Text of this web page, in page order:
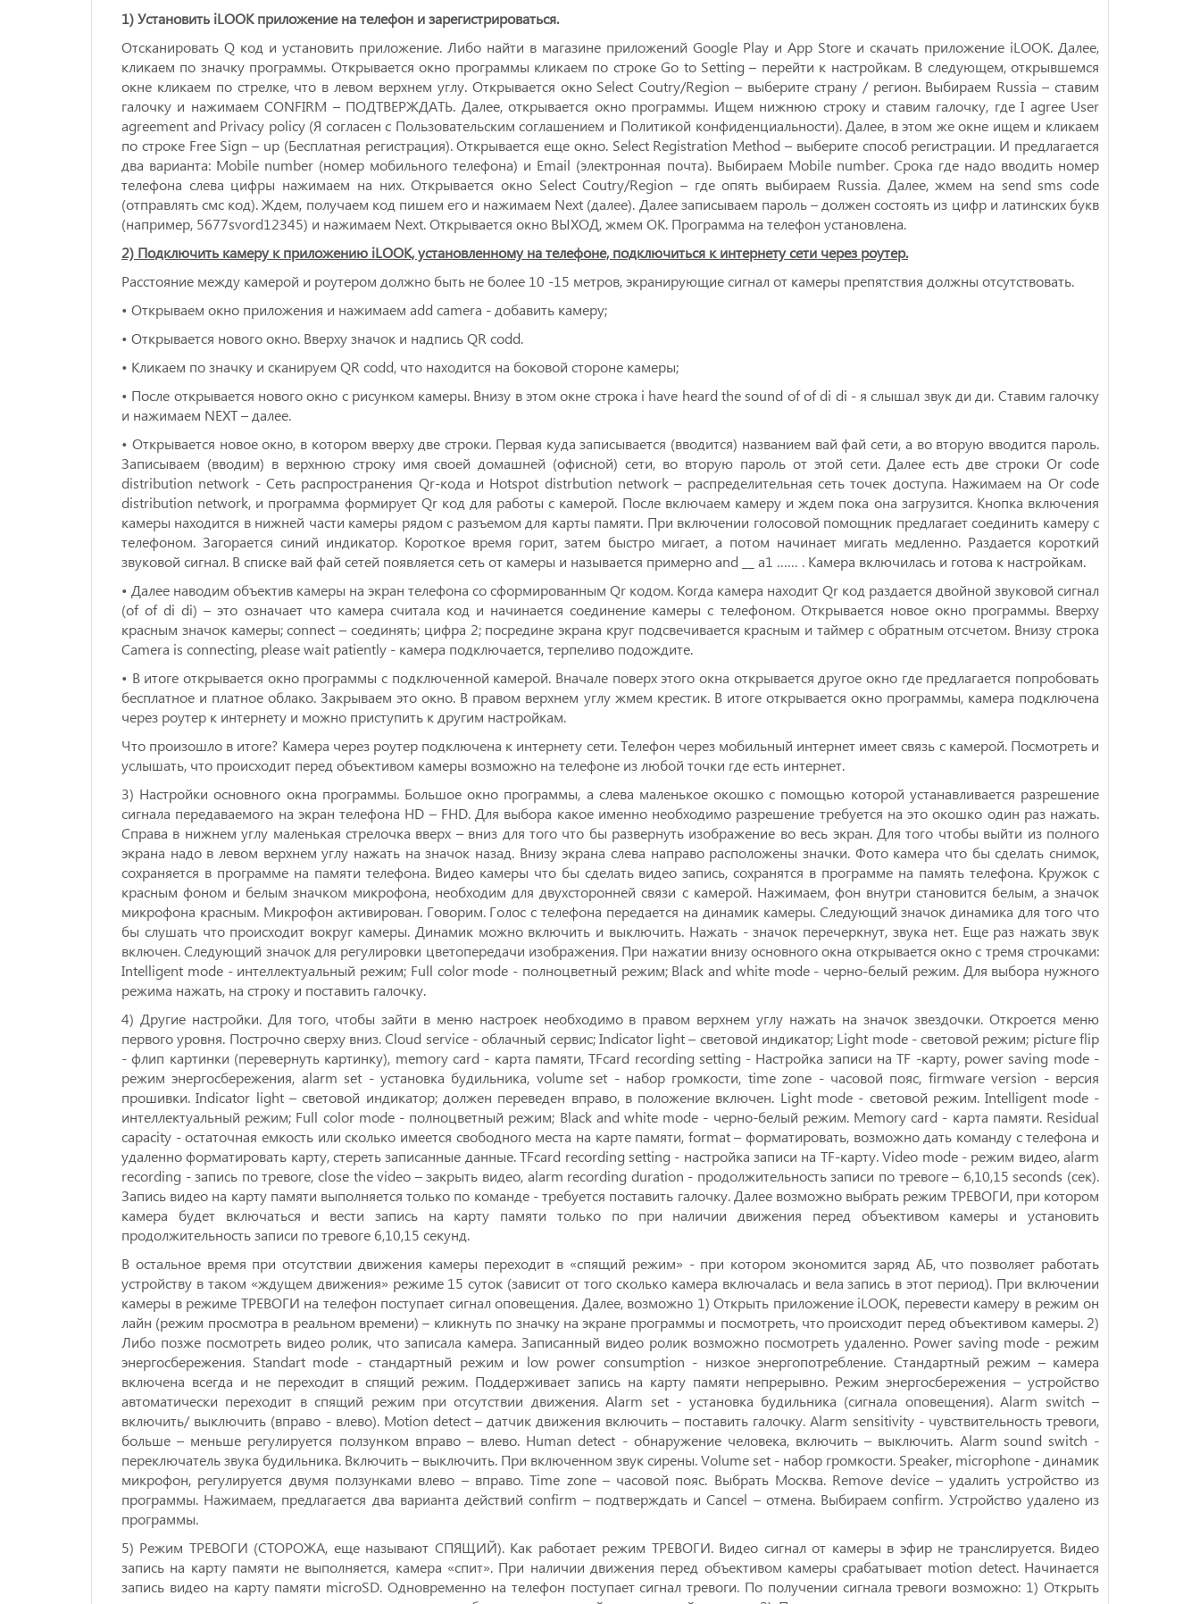
1) Установить iLOOK приложение на телефон и зарегистрироваться.
Отсканировать Q код и установить приложение. Либо найти в магазине приложений Google Play и App Store и скачать приложение iLOOK. Далее,
кликаем по значку программы. Открывается окно программы кликаем по строке Go to Setting – перейти к настройкам. В следующем, открывшемся
окне кликаем по стрелке, что в левом верхнем углу. Открывается окно Select Coutry/Region – выберите страну / регион. Выбираем Russia – ставим
галочку и нажимаем CONFIRM – ПОДТВЕРЖДАТЬ. Далее, открывается окно программы. Ищем нижнюю строку и ставим галочку, где I agree User
agreement and Privacy policy (Я согласен с Пользовательским соглашением и Политикой конфиденциальности). Далее, в этом же окне ищем и кликаем
по строке Free Sign – up (Бесплатная регистрация). Открывается еще окно. Select Registration Method – выберите способ регистрации. И предлагается
два варианта: Mobile number (номер мобильного телефона) и Email (электронная почта). Выбираем Mobile number. Срока где надо вводить номер
телефона слева цифры нажимаем на них. Открывается окно Select Coutry/Region – где опять выбираем Russia. Далее, жмем на send sms code
(отправлять смс код). Ждем, получаем код пишем его и нажимаем Next (далее). Далее записываем пароль – должен состоять из цифр и латинских букв
(например, 5677svord12345) и нажимаем Next. Открывается окно ВЫХОД, жмем ОК. Программа на телефон установлена.
2) Подключить камеру к приложению iLOOK, установленному на телефоне, подключиться к интернету сети через роутер.
Расстояние между камерой и роутером должно быть не более 10 -15 метров, экранирующие сигнал от камеры препятствия должны отсутствовать.
• Открываем окно приложения и нажимаем add camera - добавить камеру;
• Открывается нового окно. Вверху значок и надпись QR codd.
• Кликаем по значку и сканируем QR codd, что находится на боковой стороне камеры;
• После открывается нового окно с рисунком камеры. Внизу в этом окне строка i have heard the sound of of di di - я слышал звук ди ди. Ставим галочку
и нажимаем NEXT – далее.
• Открывается новое окно, в котором вверху две строки. Первая куда записывается (вводится) названием вай фай сети, а во вторую вводится пароль.
Записываем (вводим) в верхнюю строку имя своей домашней (офисной) сети, во вторую пароль от этой сети. Далее есть две строки Or code
distribution network - Сеть распространения Qr-кода и Hotspot distrbution network – распределительная сеть точек доступа. Нажимаем на Or code
distribution network, и программа формирует Qr код для работы с камерой. После включаем камеру и ждем пока она загрузится. Кнопка включения
камеры находится в нижней части камеры рядом с разъемом для карты памяти. При включении голосовой помощник предлагает соединить камеру с
телефоном. Загорается синий индикатор. Короткое время горит, затем быстро мигает, а потом начинает мигать медленно. Раздается короткий
звуковой сигнал. В списке вай фай сетей появляется сеть от камеры и называется примерно and __ a1 …… . Камера включилась и готова к настройкам.
• Далее наводим объектив камеры на экран телефона со сформированным Qr кодом. Когда камера находит Qr код раздается двойной звуковой сигнал
(of of di di) – это означает что камера считала код и начинается соединение камеры с телефоном. Открывается новое окно программы. Вверху
красным значок камеры; соnnect – соединять; цифра 2; посредине экрана круг подсвечивается красным и таймер с обратным отсчетом. Внизу строка
Camera is connecting, please wait patiently - камера подключается, терпеливо подождите.
• В итоге открывается окно программы с подключенной камерой. Вначале поверх этого окна открывается другое окно где предлагается попробовать
бесплатное и платное облако. Закрываем это окно. В правом верхнем углу жмем крестик. В итоге открывается окно программы, камера подключена
через роутер к интернету и можно приступить к другим настройкам.
Что произошло в итоге? Камера через роутер подключена к интернету сети. Телефон через мобильный интернет имеет связь с камерой. Посмотреть и
услышать, что происходит перед объективом камеры возможно на телефоне из любой точки где есть интернет.
3) Настройки основного окна программы. Большое окно программы, а слева маленькое окошко с помощью которой устанавливается разрешение
сигнала передаваемого на экран телефона HD – FHD. Для выбора какое именно необходимо разрешение требуется на это окошко один раз нажать.
Справа в нижнем углу маленькая стрелочка вверх – вниз для того что бы развернуть изображение во весь экран. Для того чтобы выйти из полного
экрана надо в левом верхнем углу нажать на значок назад. Внизу экрана слева направо расположены значки. Фото камера что бы сделать снимок,
сохраняется в программе на памяти телефона. Видео камеры что бы сделать видео запись, сохранятся в программе на память телефона. Кружок с
красным фоном и белым значком микрофона, необходим для двухсторонней связи с камерой. Нажимаем, фон внутри становится белым, а значок
микрофона красным. Микрофон активирован. Говорим. Голос с телефона передается на динамик камеры. Следующий значок динамика для того что
бы слушать что происходит вокруг камеры. Динамик можно включить и выключить. Нажать - значок перечеркнут, звука нет. Еще раз нажать звук
включен. Следующий значок для регулировки цветопередачи изображения. При нажатии внизу основного окна открывается окно с тремя строчками:
Intelligent mode - интеллектуальный режим; Full color mode - полноцветный режим; Black and white mode - черно-белый режим. Для выбора нужного
режима нажать, на строку и поставить галочку.
4) Другие настройки. Для того, чтобы зайти в меню настроек необходимо в правом верхнем углу нажать на значок звездочки. Откроется меню
первого уровня. Построчно сверху вниз. Cloud service - облачный сервис; Indicator light – световой индикатор; Light mode - световой режим; picture flip
- флип картинки (перевернуть картинку), memory card - карта памяти, TFcard recording setting - Настройка записи на TF -карту, power saving mode -
режим энергосбережения, alarm set - установка будильника, volume set - набор громкости, time zone - часовой пояс, firmware version - версия
прошивки. Indicator light – световой индикатор; должен переведен вправо, в положение включен. Light mode - световой режим. Intelligent mode -
интеллектуальный режим; Full color mode - полноцветный режим; Black and white mode - черно-белый режим. Memory card - карта памяти. Residual
capacity - остаточная емкость или сколько имеется свободного места на карте памяти, format – форматировать, возможно дать команду с телефона и
удаленно форматировать карту, стереть записанные данные. TFcard recording setting - настройка записи на TF-карту. Video mode - режим видео, alarm
recording - запись по тревоге, close the video – закрыть видео, alarm recording duration - продолжительность записи по тревоге – 6,10,15 seconds (сек).
Запись видео на карту памяти выполняется только по команде - требуется поставить галочку. Далее возможно выбрать режим ТРЕВОГИ, при котором
камера будет включаться и вести запись на карту памяти только по при наличии движения перед объективом камеры и установить
продолжительность записи по тревоге 6,10,15 секунд.
В остальное время при отсутствии движения камеры переходит в «спящий режим» - при котором экономится заряд АБ, что позволяет работать
устройству в таком «ждущем движения» режиме 15 суток (зависит от того сколько камера включалась и вела запись в этот период). При включении
камеры в режиме ТРЕВОГИ на телефон поступает сигнал оповещения. Далее, возможно 1) Открыть приложение iLOOK, перевести камеру в режим он
лайн (режим просмотра в реальном времени) – кликнуть по значку на экране программы и посмотреть, что происходит перед объективом камеры. 2)
Либо позже посмотреть видео ролик, что записала камера. Записанный видео ролик возможно посмотреть удаленно. Power saving mode - режим
энергосбережения. Standart mode - стандартный режим и low power consumption - низкое энергопотребление. Стандартный режим – камера
включена всегда и не переходит в спящий режим. Поддерживает запись на карту памяти непрерывно. Режим энергосбережения – устройство
автоматически переходит в спящий режим при отсутствии движения. Alarm set - установка будильника (сигнала оповещения). Alarm switch –
включить/ выключить (вправо - влево). Motion detect – датчик движения включить – поставить галочку. Alarm sensitivity - чувствительность тревоги,
больше – меньше регулируется ползунком вправо – влево. Human detect - обнаружение человека, включить – выключить. Аlarm sound switch -
переключатель звука будильника. Включить – выключить. При включенном звук сирены. Volume set - набор громкости. Speaker, microphone - динамик
микрофон, регулируется двумя ползунками влево – вправо. Time zone – часовой пояс. Выбрать Москва. Remove device – удалить устройство из
программы. Нажимаем, предлагается два варианта действий сonfirm – подтверждать и Cancel – отмена. Выбираем сonfirm. Устройство удалено из
программы.
5) Режим ТРЕВОГИ (СТОРОЖА, еще называют СПЯЩИЙ). Как работает режим ТРЕВОГИ. Видео сигнал от камеры в эфир не транслируется. Видео
запись на карту памяти не выполняется, камера «спит». При наличии движения перед объективом камеры срабатывает motion detect. Начинается
запись видео на карту памяти microSD. Одновременно на телефон поступает сигнал тревоги. По получении сигнала тревоги возможно: 1) Открыть